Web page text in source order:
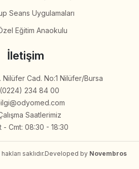
Seans Uygulamaları
Eğitim Anaokulu
İletişim
Nilüfer Cad. No:1 Nilüfer/Bursa
(0224) 234 84 00
Saatlerimiz
- Cmt: 08:30 - 18:30
saklıdır.Developed by Novembros